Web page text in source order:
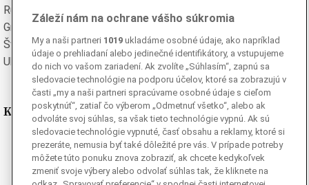
Rumunská
Grécka
Švédska
Turecká
Ukrajinská
Vietnamská
Kde nás nájdete
Facebook
Instagram
Ganjing
Záleží nám na ochrane vášho súkromia
My a naši partneri 1019 ukladáme osobné údaje, ako napríklad
údaje o prehliadaní alebo jedinečné identifikátory, a vstupujeme
do nich vo vašom zariadení. Ak zvolíte „Súhlasím“, zapnú sa
sledovacie technológie na podporu účelov, ktoré sa zobrazujú v
časti „my a naši partneri spracúvame osobné údaje s cieľom
poskytnúť“, zatiaľ čo výberom „Odmetnuť všetko“, alebo ak
odvoláte svoj súhlas, sa však tieto technológie vypnú. Ak sú
sledovacie technológie vypnuté, časť obsahu a reklamy, ktoré si
prezeráte, nemusia byť také dôležité pre vás. V prípade potreby
môžete túto ponuku znova zobraziť, ak chcete kedykoľvek
zmeniť svoje výbery alebo odvolať súhlas tak, že kliknete na